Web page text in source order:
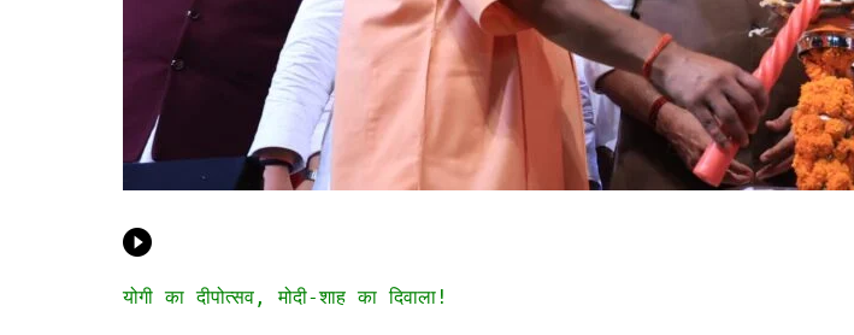
योगी का दीपोत्सव, मोदी-शाह का दिवाला!